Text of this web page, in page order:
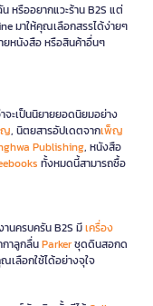
หรืออยากแวะร้าน B2S แต่
มาให้คุณเลือกสรรได้ง่ายๆ
ยหนังสือ หรือสินค้าอื่นๆ
จะเป็นนิยายยอดนิยมอย่าง
ญ, นิตยสารอัปเดตจากเพ็ญ
Publishing, หนังสือ
ทั้งหมดนี้สามารถซื้อ
นครบครัน B2S มีเครื่อง
กาลูกลื่นParkerชุดดินสอกด
เลือกใช้ได้อย่างจุใจ